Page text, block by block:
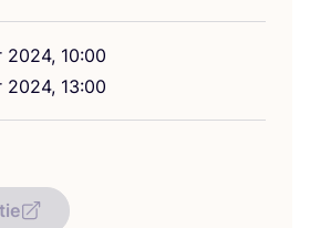
2024, 10:00
2024, 13:00